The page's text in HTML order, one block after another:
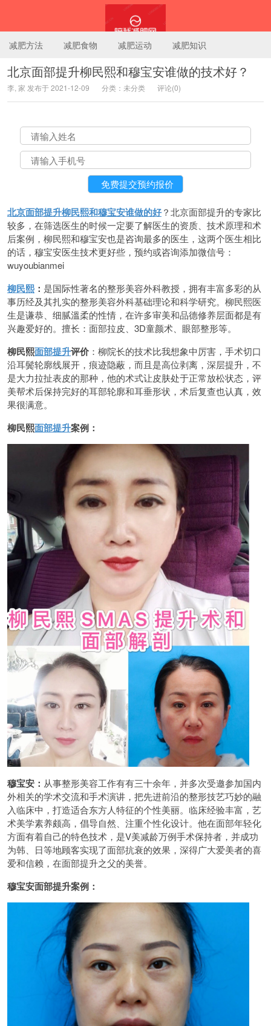
陪我减肥网
减肥方法 减肥食物 减肥运动 减肥知识
北京面部提升柳民熙和穆宝安谁做的技术好？
李, 家 发布于 2021-12-09 分类：未分类 评论(0)
北京面部提升柳民熙和穆宝安谁做的好？北京面部提升的专家比
较多，在筛选医生的时候一定要了解医生的资质、技术原理和术
后案例，柳民熙和穆宝安也是咨询最多的医生，这两个医生相比
的话，穆宝安医生技术更好些，预约或咨询添加微信号：
wuyoubianmei
柳民熙 ： 是国际性著名的整形美容外科教授，拥有丰富多彩的从
事历经及其扎实的整形美容外科基础理论和科学研究。柳民熙医
生是谦恭、细腻溫柔的性情，在许多审美和品德修养层面都是有
兴趣爱好的。擅长：面部拉皮、3D童颜术、眼部整形等。
柳民熙面部提升评价 ：柳院长的技术比我想象中厉害，手术切口
沿耳鬓轮廓线展开，痕迹隐蔽，而且是高位剥离，深层提升，不
是大力拉扯表皮的那种，他的术式让皮肤处于正常放松状态，评
美帮术后保持完好的耳部轮廓和耳垂形状，术后复查也认真，效
果很满意。
柳民熙面部提升案例：
穆宝安： 从事整形美容工作有有三十余年，并多次受邀参加国内
外相关的学术交流和手术演讲，把先进前沿的整形技艺巧妙的融
入临床中，打造适合东方人特征的个性美丽。临床经验丰富，艺
术美学素养颇高，倡导自然、注重个性化设计。他在面部年轻化
方面有着自己的特色技术，是V美减龄万例手术保持者，并成功
为韩、日等地顾客实现了面部抗衰的效果，深得广大爱美者的喜
爱和信赖，在面部提升之父的美誉。
穆宝安面部提升案例：